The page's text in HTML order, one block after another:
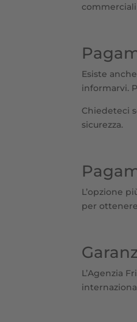
Esiste
informarvi.
Chiedeteci
sicurezza.
L’opzione
per
L’Agenzia